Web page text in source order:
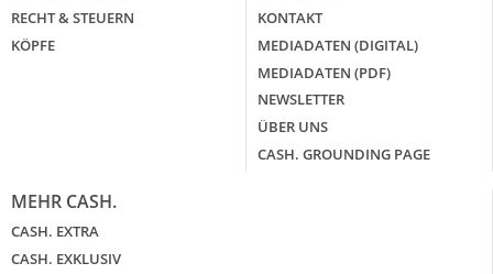
RECHT & STEUERN
KÖPFE
KONTAKT
MEDIADATEN (DIGITAL)
MEDIADATEN (PDF)
NEWSLETTER
ÜBER UNS
CASH. GROUNDING PAGE
MEHR CASH.
CASH. EXTRA
CASH. EXKLUSIV